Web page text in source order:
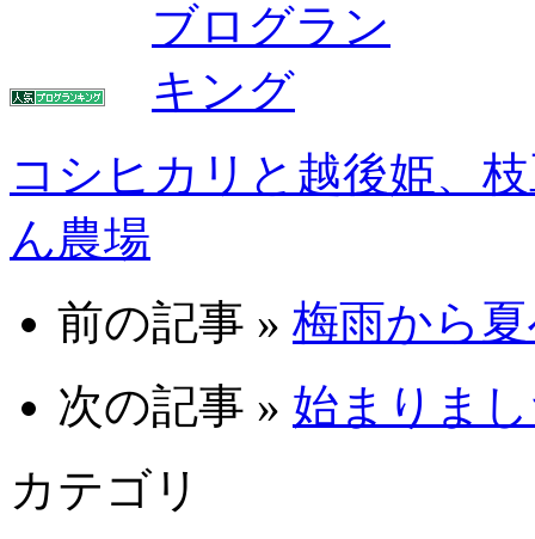
コシヒカリと越後姫、
ん農場
前の記事 » 梅雨から
次の記事 » 始まりま
カテゴリ